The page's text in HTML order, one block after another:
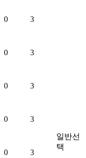
일반선
택
0 3
0 3
0 3
0 3
0 3